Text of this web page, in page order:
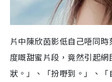
片中陳欣茵影低自己唔同
度嘅甜蜜片段，竟然引起
狀。」、「扮嘢到。」、